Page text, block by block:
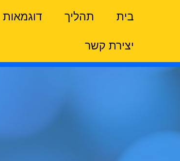
בית תהליך דוגמאות
יצירת קשר